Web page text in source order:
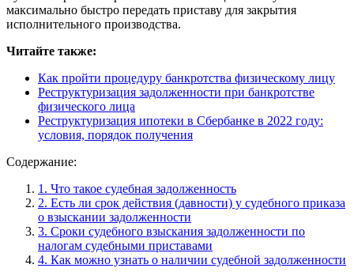
максимально быстро передать приставу для закрытия
исполнительного производства.
Читайте также:
Как пройти процедуру банкротства физическому лицу
Реструктуризация задолженности при банкротстве
физического лица
Реструктуризация ипотеки в Сбербанке в 2022 году:
условия, порядок получения
Содержание:
1. Что такое судебная задолженность
2. Есть ли срок действия (давности) у судебного приказа
о взыскании задолженности
3. Сроки судебного взыскания задолженности по
налогам судебными приставами
4. Как можно узнать о наличии судебной задолженности